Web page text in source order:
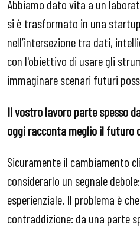
Abbiamo dato vita a un
si è trasformato in una
nell’intersezione tra dati,
con l'obiettivo di usare gli
immaginare scenari futuri
Il vostro lavoro parte spesso
oggi racconta meglio il futuro
Sicuramente il cambiamento
considerarlo un segnale
esperienziale. Il problema è
contraddizione: da una parte